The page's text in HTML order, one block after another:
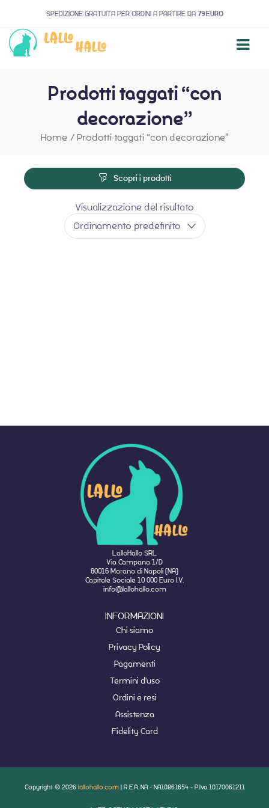
SPEDIZIONE GRATUITA PER ORDINI A PARTIRE DA 79 EURO
Prodotti taggati “con
decorazione”
Home / Prodotti taggati “con decorazione”
Scopri i prodotti
Visualizzazione del risultato
Ordinamento predefinito
LalloHallo SRL
Via Campana 1/D
80016 Marano di Napoli (NA)
Capitale Sociale 10 000 Euro I.V.
info@lallohallo.com
INFORMAZIONI
Chi siamo
Privacy Policy
Pagamenti
Termini d'uso
Ordini e resi
Assistenza
Fidelity Card
Copyright © 2026 lallohallo.com | R.E.A. NA - NA10861654 - P.Iva 10170061211